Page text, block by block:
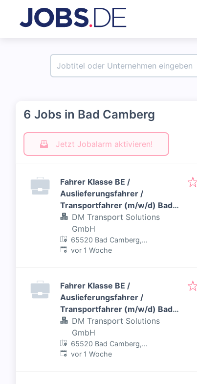
6 Jobs in Bad Camberg
Jetzt Jobalarm aktivieren!
Fahrer Klasse BE /
Auslieferungsfahrer /
Transportfahrer (m/w/d) Bad
Camberg
DM Transport Solutions
GmbH
65520 Bad Camberg,
Deutschland
Veröffentlicht:
vor 1 Woche
Fahrer Klasse BE /
Auslieferungsfahrer /
Transportfahrer (m/w/d) Bad
Camberg
DM Transport Solutions
GmbH
65520 Bad Camberg,
Deutschland
Veröffentlicht:
vor 1 Woche